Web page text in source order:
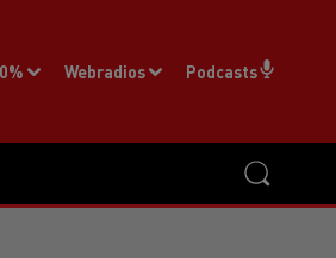
Webradios Podcasts